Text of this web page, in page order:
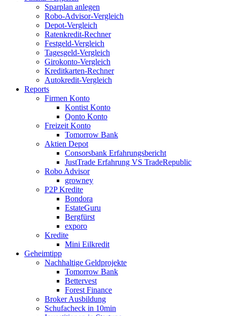
Sparplan anlegen
Robo-Advisor-Vergleich
Depot-Vergleich
Ratenkredit-Rechner
Festgeld-Vergleich
Tagesgeld-Vergleich
Girokonto-Vergleich
Kreditkarten-Rechner
Autokredit-Vergleich
Reports
Firmen Konto
Kontist Konto
Qonto Konto
Freizeit Konto
Tomorrow Bank
Aktien Depot
Consorsbank Erfahrungsbericht
JustTrade Erfahrung VS TradeRepublic
Robo Advisor
growney
P2P Kredite
Bondora
EstateGuru
Bergfürst
exporo
Kredite
Mini Eilkredit
Geheimtipp
Nachhaltige Geldprojekte
Tomorrow Bank
Bettervest
Forest Finance
Broker Ausbildung
Schufacheck in 10min